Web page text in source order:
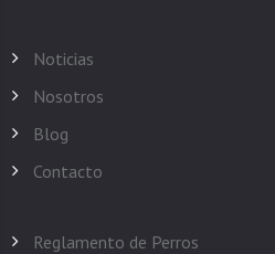
Noticias
Nosotros
Blog
Contacto
Reglamento de Perros